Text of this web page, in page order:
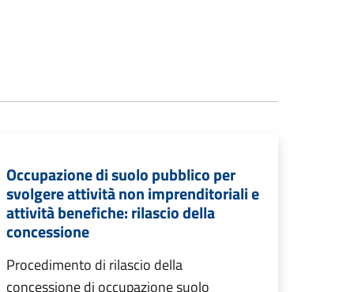
Occupazione di suolo pubblico per
svolgere attività non imprenditoriali e
attività benefiche: rilascio della
concessione
Procedimento di rilascio della
concessione di occupazione suolo